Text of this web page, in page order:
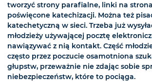
tworzyć strony parafialne, linki na
poświęcone katechizacji. Można też
katechetyczną w sieci. Trzeba już
młodzieży używającej pocztę
nawiązywać z nią kontakt. Część
często przez poczucie osamotniona
głupstw, przeważnie nie zdając sobie
niebezpieczeństw, które to pociąga.